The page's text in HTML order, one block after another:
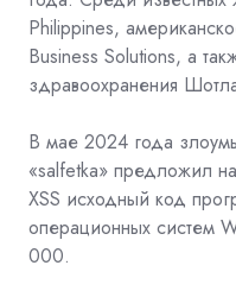
Philippines,
Business Solutions, а
здравоохранения
В мае 2024 года
«salfetka» предложил
XSS исходный код
операционных систем
000.